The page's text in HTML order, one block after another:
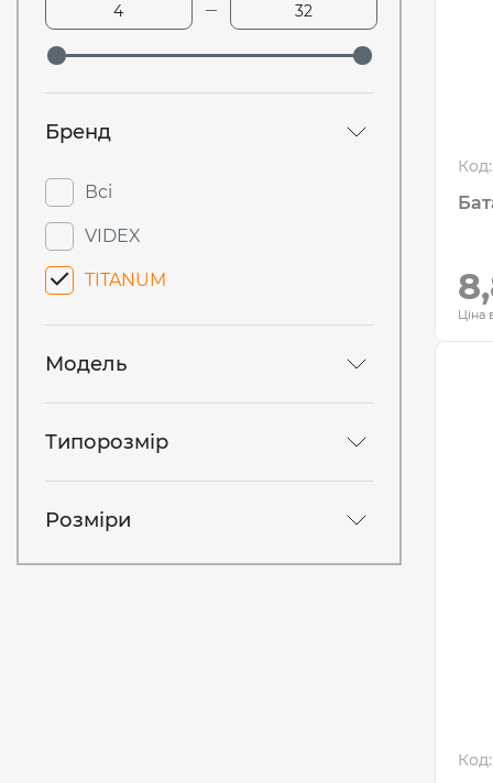
Бренд
Всі
VIDEX
TITANUM
Модель
Типорозмір
Розміри
Код:
Ціна
Код: